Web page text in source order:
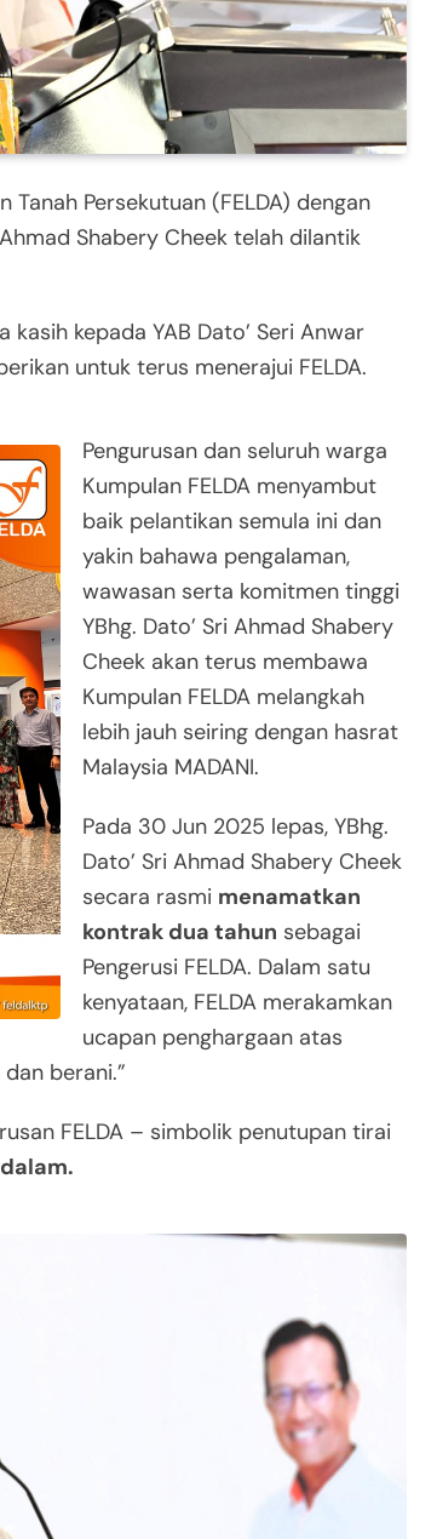
Tanah Persekutuan (FELDA) dengan
Shabery Cheek telah dilantik
kepada YAB Dato’ Seri Anwar
untuk terus menerajui FELDA.
Pengurusan dan seluruh warga
Kumpulan FELDA menyambut
baik pelantikan semula ini dan
yakin bahawa pengalaman,
wawasan serta komitmen tinggi
YBhg. Dato’ Sri Ahmad Shabery
Cheek akan terus membawa
Kumpulan FELDA melangkah
lebih jauh seiring dengan hasrat
Malaysia MADANI.
Pada 30 Jun 2025 lepas, YBhg.
Dato’ Sri Ahmad Shabery Cheek
secara rasmi menamatkan
kontrak dua tahun sebagai
Pengerusi FELDA. Dalam satu
kenyataan, FELDA merakamkan
ucapan penghargaan atas
berani.”
FELDA – simbolik penutupan tirai
.